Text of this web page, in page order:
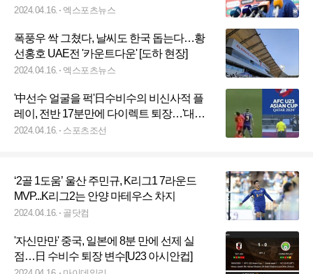
인업]
2024.04.16. 엑스포츠뉴스
폭풍우 싹 그쳤다, 날씨도 한국 돕는다…황
선홍호 UAE전 '카운트다운' [도하 현장]
2024.04.16. 엑스포츠뉴스
'中선수 얼굴을 퍽'日수비수의 비신사적 플
레이, 전반 17분만에 다이렉트 퇴장…'대형
변수'에도 1-0 승리[U-23아시안컵]
2024.04.16. 스포츠조선
‘2골 1도움’ 울산 주민규, K리그1 7라운드
MVP...K리그2는 안양 마테우스 차지
2024.04.16. 골닷컴
'자신만만' 중국, 일본에 8분 만에 선제 실
점…日 수비수 퇴장 변수[U23 아시안컵]